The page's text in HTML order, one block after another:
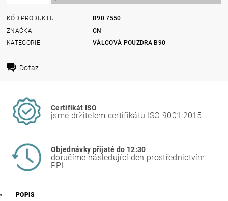
KÓD PRODUKTU
B90 7550
ZNAČKA
CN
KATEGORIE
VÁLCOVÁ POUZDRA B90
Dotaz
Certifikát ISO
jsme držitelem certifikátu ISO 9001:2015
Objednávky přijaté do 12:30
doručíme následující den prostřednictvím
PPL
POPIS